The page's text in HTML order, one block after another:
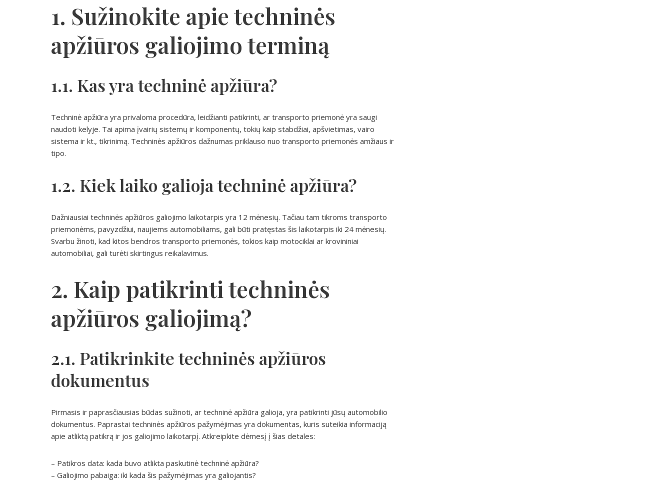
1. Sužinokite apie techninės
apžiūros galiojimo terminą
1.1. Kas yra techninė apžiūra?
Techninė apžiūra yra privaloma procedūra, leidžianti patikrinti, ar transporto priemonė yra saugi
naudoti kelyje. Tai apima įvairių sistemų ir komponentų, tokių kaip stabdžiai, apšvietimas, vairo
sistema ir kt., tikrinimą. Techninės apžiūros dažnumas priklauso nuo transporto priemonės amžiaus ir
tipo.
1.2. Kiek laiko galioja techninė apžiūra?
Dažniausiai techninės apžiūros galiojimo laikotarpis yra 12 mėnesių. Tačiau tam tikroms transporto
priemonėms, pavyzdžiui, naujiems automobiliams, gali būti pratęstas šis laikotarpis iki 24 mėnesių.
Svarbu žinoti, kad kitos bendros transporto priemonės, tokios kaip motociklai ar krovininiai
automobiliai, gali turėti skirtingus reikalavimus.
2. Kaip patikrinti techninės
apžiūros galiojimą?
2.1. Patikrinkite techninės apžiūros
dokumentus
Pirmasis ir paprasčiausias būdas sužinoti, ar techninė apžiūra galioja, yra patikrinti jūsų automobilio
dokumentus. Paprastai techninės apžiūros pažymėjimas yra dokumentas, kuris suteikia informaciją
apie atliktą patikrą ir jos galiojimo laikotarpį. Atkreipkite dėmesį į šias detales:
– Patikros data: kada buvo atlikta paskutinė techninė apžiūra?
– Galiojimo pabaiga: iki kada šis pažymėjimas yra galiojantis?